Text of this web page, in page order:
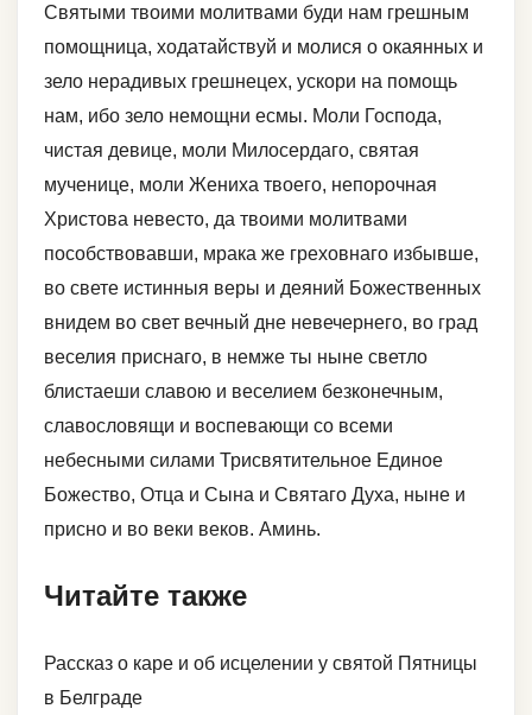
Святыми твоими молитвами буди нам грешным
помощница, ходатайствуй и молися о окаянных и
зело нерадивых грешнецех, ускори на помощь
нам, ибо зело немощни есмы. Моли Господа,
чистая девице, моли Милосердаго, святая
мученице, моли Жениха твоего, непорочная
Христова невесто, да твоими молитвами
пособствовавши, мрака же греховнаго избывше,
во свете истинныя веры и деяний Божественных
внидем во свет вечный дне невечернего, во град
веселия приснаго, в немже ты ныне светло
блистаеши славою и веселием безконечным,
славословящи и воспевающи со всеми
небесными силами Трисвятительное Единое
Божество, Отца и Сына и Святаго Духа, ныне и
присно и во веки веков. Аминь.
Читайте также
Рассказ о каре и об исцелении у святой Пятницы
в Белграде